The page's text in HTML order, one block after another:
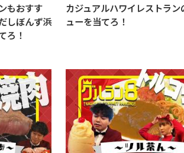
もおすす
しぼんず浜
ろ！
カジュアルハワイレストラン
ューを当てろ！